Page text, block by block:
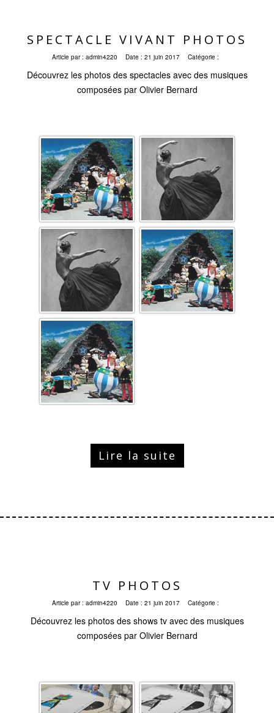
SPECTACLE VIVANT PHOTOS
Article par : admin4220 Date : 21 juin 2017 Catégorie :
Découvrez les photos des spectacles avec des musiques
composées par Olivier Bernard
Lire la suite
TV PHOTOS
Article par : admin4220 Date : 21 juin 2017 Catégorie :
Découvrez les photos des shows tv avec des musiques
composées par Olivier Bernard